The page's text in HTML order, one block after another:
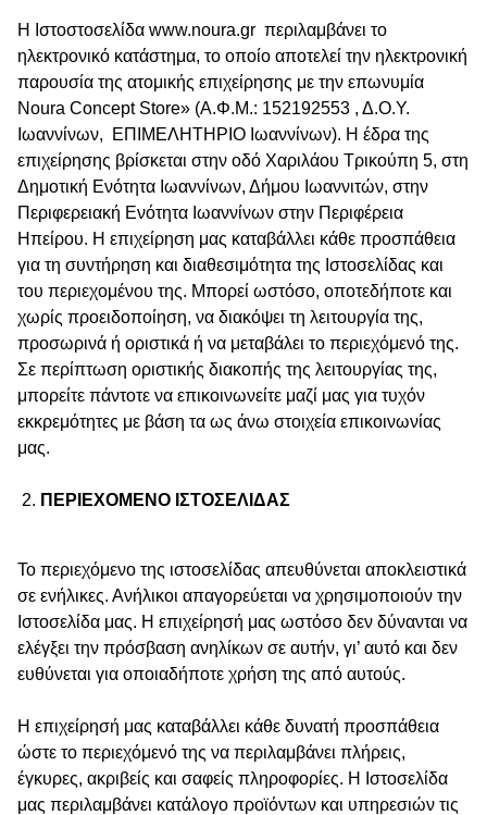
H Ιστοστοσελίδα www.noura.gr περιλαμβάνει το
ηλεκτρονικό κατάστημα, το οποίο αποτελεί την ηλεκτρονική
παρουσία της ατομικής επιχείρησης με την επωνυμία
Noura Concept Store» (Α.Φ.Μ.: 152192553 , Δ.Ο.Υ.
Iωαννίνων, ΕΠΙΜΕΛΗΤΗΡΙΟ Ιωαννίνων). Η έδρα της
επιχείρησης βρίσκεται στην οδό Χαριλάου Τρικούπη 5, στη
Δημοτική Ενότητα Ιωαννίνων, Δήμου Ιωαννιτών, στην
Περιφερειακή Ενότητα Ιωαννίνων στην Περιφέρεια
Ηπείρου. Η επιχείρηση μας καταβάλλει κάθε προσπάθεια
για τη συντήρηση και διαθεσιμότητα της Ιστοσελίδας και
του περιεχομένου της. Μπορεί ωστόσο, οποτεδήποτε και
χωρίς προειδοποίηση, να διακόψει τη λειτουργία της,
προσωρινά ή οριστικά ή να μεταβάλει το περιεχόμενό της.
Σε περίπτωση οριστικής διακοπής της λειτουργίας της,
μπορείτε πάντοτε να επικοινωνείτε μαζί μας για τυχόν
εκκρεμότητες με βάση τα ως άνω στοιχεία επικοινωνίας
μας.
ΠΕΡΙΕΧΟΜΕΝΟ ΙΣΤΟΣΕΛΙΔΑΣ
Το περιεχόμενο της ιστοσελίδας απευθύνεται αποκλειστικά
σε ενήλικες. Ανήλικοι απαγορεύεται να χρησιμοποιούν την
Ιστοσελίδα μας. Η επιχείρησή μας ωστόσο δεν δύνανται να
ελέγξει την πρόσβαση ανηλίκων σε αυτήν, γι’ αυτό και δεν
ευθύνεται για οποιαδήποτε χρήση της από αυτούς.
H επιχείρησή μας καταβάλλει κάθε δυνατή προσπάθεια
ώστε το περιεχόμενό της να περιλαμβάνει πλήρεις,
έγκυρες, ακριβείς και σαφείς πληροφορίες. Η Ιστοσελίδα
μας περιλαμβάνει κατάλογο προϊόντων και υπηρεσιών τις